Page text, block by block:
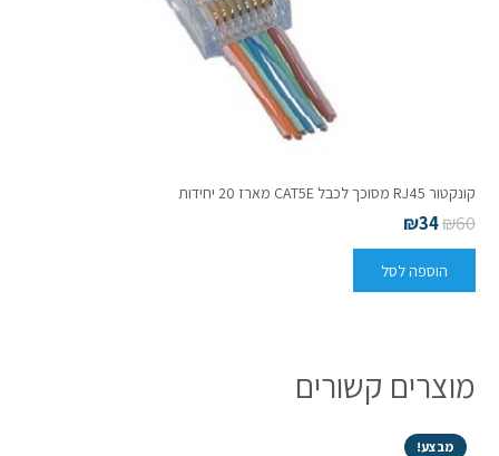
קונקטור RJ45 מסוכך לכבל CAT5E מארז 20 יחידות
₪60
₪34
הוספה לסל
מוצרים קשורים
מבצע!